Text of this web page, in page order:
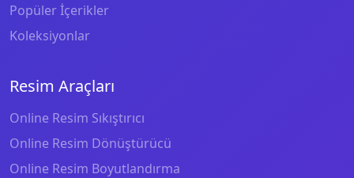
Popüler İçerikler
Koleksiyonlar
Resim Araçları
Online Resim Sıkıştırıcı
Online Resim Dönüştürücü
Online Resim Boyutlandırma